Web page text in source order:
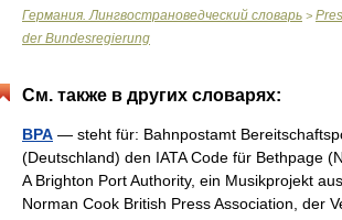
Германия. Лингвострановедческий словарь >
der Bundesregierung
См. также в других словарях:
BPA — steht für: Bahnpostamt
(Deutschland) den IATA Code für Bethpage
A Brighton Port Authority, ein Musikprojekt
Norman Cook British Press Association, der